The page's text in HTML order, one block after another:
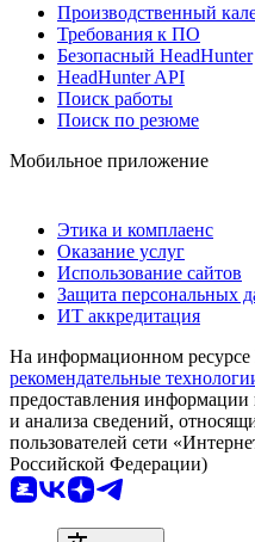
Производственный
Требования к ПО
Безопасный HeadHunter
HeadHunter API
Поиск работы
Поиск по резюме
Мобильное приложение
Этика и комплаенс
Оказание услуг
Использование сайтов
Защита персональных
ИТ аккредитация
На информационном ресурсе
рекомендательные
предоставления информации
и анализа сведений,
пользователей сети
Российской Федерации)